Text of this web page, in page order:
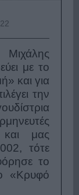
με το
και για
την
μας
τότε
το
«Κρυφό